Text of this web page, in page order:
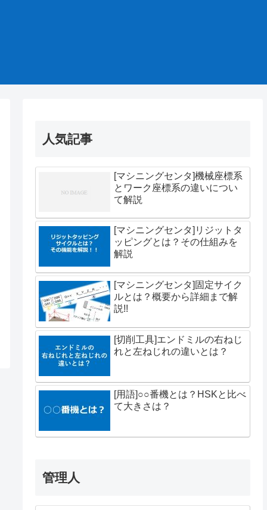
人気記事
[マシニングセンタ]機械座標系
とワーク座標系の違いについ
て解説
[マシニングセンタ]リジットタ
ッピングとは？その仕組みを
解説
[マシニングセンタ]固定サイク
ルとは？概要から詳細まで解
説!!
[切削工具]エンドミルの右ねじ
れと左ねじれの違いとは？
[用語]○○番機とは？HSKと比べ
て大きさは？
管理人